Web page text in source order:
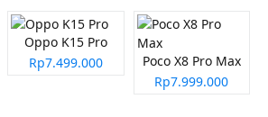
Oppo K15 Pro
Rp7.499.000
Poco X8 Pro Max
Rp7.999.000